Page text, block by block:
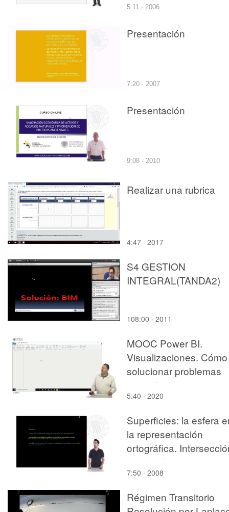
5:11 · 2006
Presentación
7:20 · 2007
Presentación
9:08 · 2010
Realizar una rubrica
4:47 · 2017
S4 GESTION
INTEGRAL(TANDA2)
108:00 · 2011
MOOC Power BI.
Visualizaciones. Cómo
solucionar problemas
con orígenes en
5:40 · 2020
Superficies: la esfera
la representación
ortográfica.
recta-esfera
7:50 · 2008
Régimen Transitorio